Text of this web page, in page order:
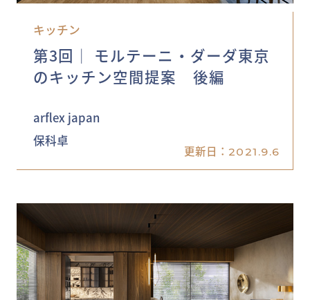
キッチン
第3回│ モルテーニ・ダーダ東京
のキッチン空間提案 後編
arflex japan
保科卓
更新日： 2021.9.6